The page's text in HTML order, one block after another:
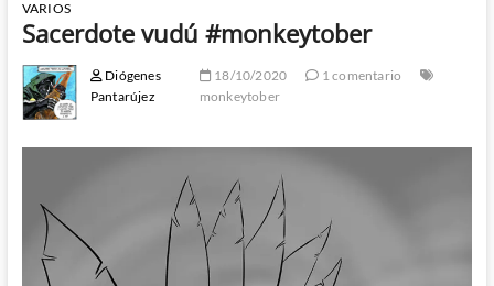
VARIOS
Sacerdote vudú #monkeytober
Diógenes
Pantarújez
18/10/2020
1 comentario
monkeytober